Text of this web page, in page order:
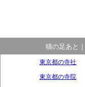
猫の足あと
東京都の寺社
東京都の寺院